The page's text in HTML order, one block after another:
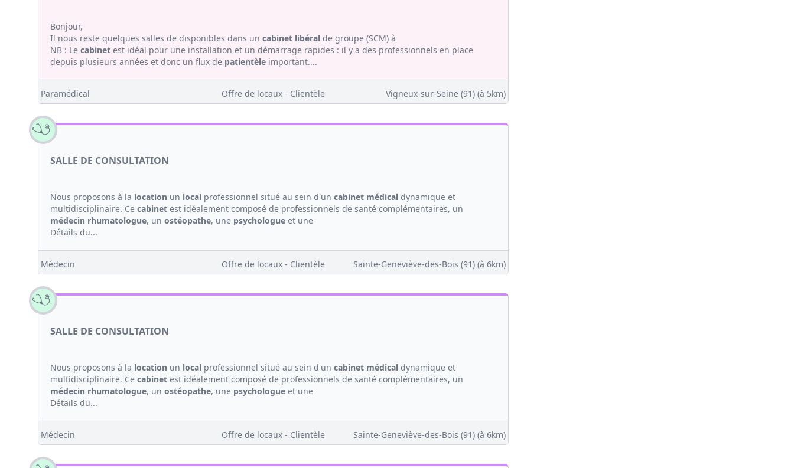
Bonjour,
Il nous reste quelques salles de disponibles dans un cabinet libéral de groupe (SCM) à
NB : Le cabinet est idéal pour une installation et un démarrage rapides : il y a des professionnels en place
depuis plusieurs années et donc un flux de patientèle important....
Paramédical Offre de locaux - Clientèle Vigneux-sur-Seine (91)(à 5km)
SALLE DE CONSULTATION
Nous proposons à la location un local professionnel situé au sein d'un cabinet médical dynamique et
multidisciplinaire. Ce cabinet est idéalement composé de professionnels de santé complémentaires, un
médecin rhumatologue, un ostéopathe, une psychologue et une
Détails du...
Médecin Offre de locaux - Clientèle Sainte-Geneviève-des-Bois (91)(à 6km)
SALLE DE CONSULTATION
Nous proposons à la location un local professionnel situé au sein d'un cabinet médical dynamique et
multidisciplinaire. Ce cabinet est idéalement composé de professionnels de santé complémentaires, un
médecin rhumatologue, un ostéopathe, une psychologue et une
Détails du...
Médecin Offre de locaux - Clientèle Sainte-Geneviève-des-Bois (91)(à 6km)